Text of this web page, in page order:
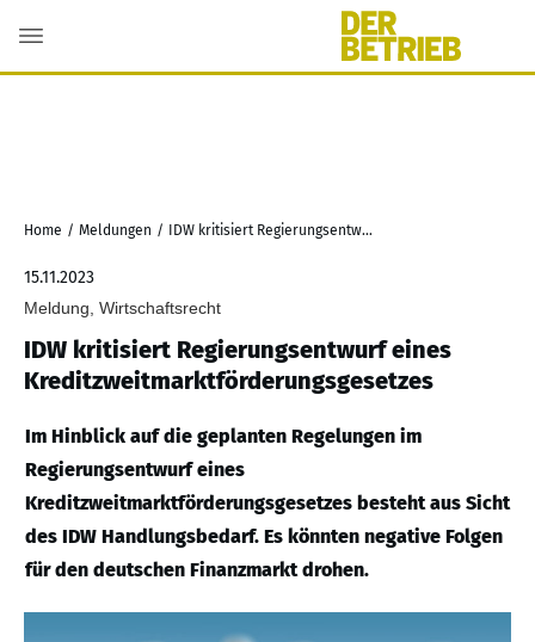
Home / Meldungen / IDW kritisiert Regierungsentwurf eines Kreditzweitmarktförderungsgesetzes
15.11.2023
Meldung, Wirtschaftsrecht
IDW kritisiert Regierungsentwurf eines
Kreditzweitmarktförderungsgesetzes
Im Hinblick auf die geplanten Regelungen im
Regierungsentwurf eines
Kreditzweitmarktförderungsgesetzes besteht aus Sicht
des IDW Handlungsbedarf. Es könnten negative Folgen
für den deutschen Finanzmarkt drohen.